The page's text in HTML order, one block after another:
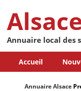
Annuaire local des
Accueil
Annuaire Alsace